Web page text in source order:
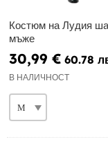
Костюм на Лудия
мъже
30,99 € 60.78
В НАЛИЧНОСТ